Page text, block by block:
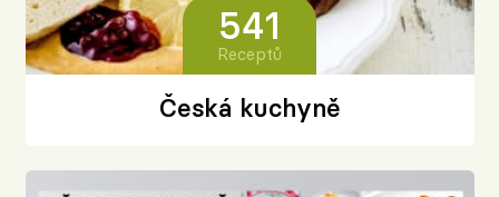
541
Receptů
Česká kuchyně